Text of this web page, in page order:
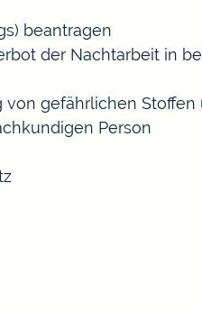
beantragen
der Nachtarbeit in
gefährlichen Stoffen
Person